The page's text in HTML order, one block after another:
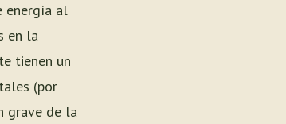
energía al
en la
tienen un
(por
grave de la